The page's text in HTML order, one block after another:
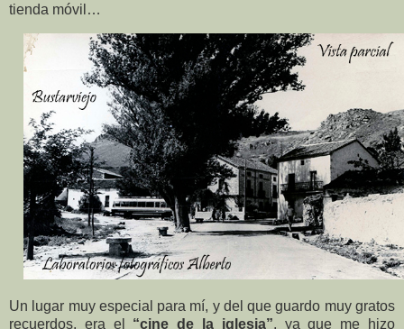
tienda móvil…
Un lugar muy especial para mí, y del que guardo muy gratos
recuerdos, era el “cine de la iglesia”, ya que me hizo